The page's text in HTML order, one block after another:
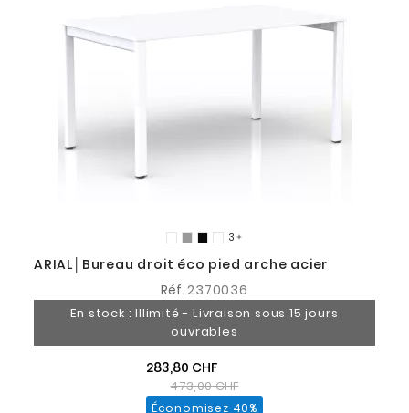
3 
ARIAL│Bureau droit éco pied arche acier
Réf.2370036
En stock : Illimité - Livraison sous 15 jours
ouvrables
283,80 CHF
473,00 CHF
Économisez 40%